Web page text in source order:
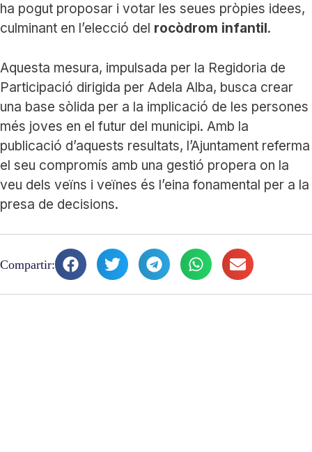
ha pogut proposar i votar les seues pròpies idees,
culminant en l’elecció del rocòdrom infantil.
Aquesta mesura, impulsada per la Regidoria de
Participació dirigida per Adela Alba, busca crear
una base sòlida per a la implicació de les persones
més joves en el futur del municipi. Amb la
publicació d’aquests resultats, l’Ajuntament referma
el seu compromís amb una gestió propera on la
veu dels veïns i veïnes és l’eina fonamental per a la
presa de decisions.
Compartir: